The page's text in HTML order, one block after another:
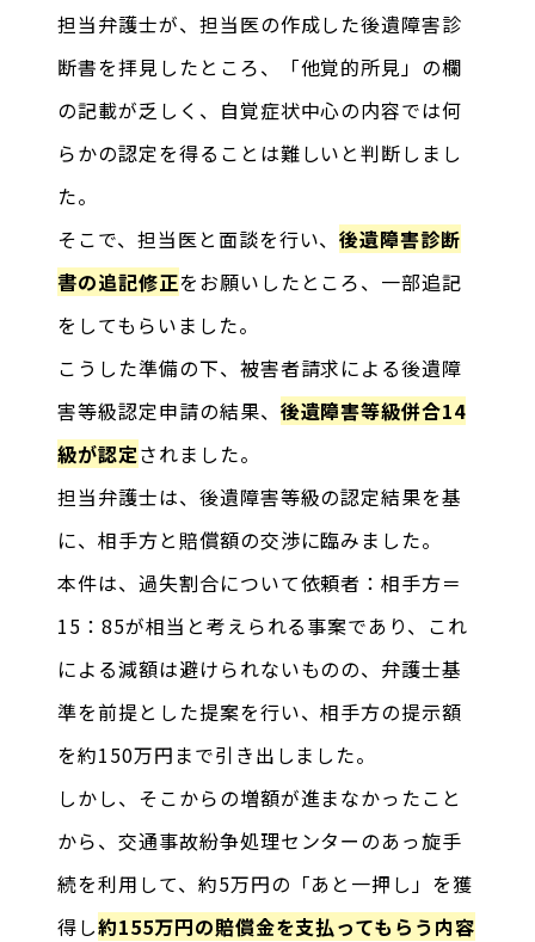
担当弁護士が、担当医の作成した後遺障害診
断書を拝見したところ、「他覚的所見」の欄
の記載が乏しく、自覚症状中心の内容では何
らかの認定を得ることは難しいと判断しまし
た。
そこで、担当医と面談を行い、後遺障害診断
書の追記修正をお願いしたところ、一部追記
をしてもらいました。
こうした準備の下、被害者請求による後遺障
害等級認定申請の結果、 後遺障害等級併合14
級が認定されました。
担当弁護士は、後遺障害等級の認定結果を基
に、相手方と賠償額の交渉に臨みました。
本件は、過失割合について依頼者：相手方＝
15：85が相当と考えられる事案であり、これ
による減額は避けられないものの、弁護士基
準を前提とした提案を行い、相手方の提示額
を約150万円まで引き出しました。
しかし、そこからの増額が進まなかったこと
から、交通事故紛争処理センターのあっ旋手
続を利用して、約5万円の「あと一押し」を獲
得し約155万円の賠償金を支払ってもらう内容